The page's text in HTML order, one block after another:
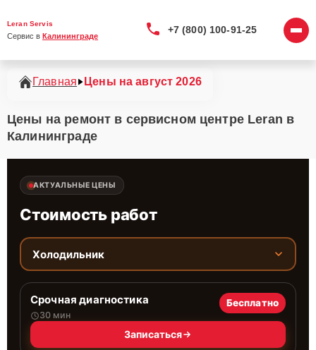
Leran Servis
Сервис в Калининграде
+7 (800) 100-91-25
Главная Цены на август 2026
Цены на ремонт в сервисном центре Leran в
Калининграде
АКТУАЛЬНЫЕ ЦЕНЫ
Стоимость работ
Холодильник
Срочная диагностика
30 мин
Бесплатно
Записаться